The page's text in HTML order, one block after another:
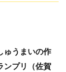
ゅうまいの作
ンプリ（佐賀